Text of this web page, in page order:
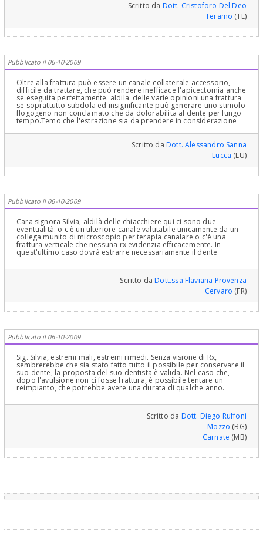
Scritto da Dott. Cristoforo Del Deo
Teramo (TE)
Pubblicato il 06-10-2009
Oltre alla frattura può essere un canale collaterale accessorio,
difficile da trattare, che può rendere inefficace l'apicectomia anche
se eseguita perfettamente. aldila' delle varie opinioni una frattura
se soprattutto subdola ed insignificante può generare uno stimolo
flogogeno non conclamato che da dolorabilita al dente per lungo
tempo.Temo che l'estrazione sia da prendere in considerazione
Scritto daDott. Alessandro Sanna
Lucca (LU)
Pubblicato il 06-10-2009
Cara signora Silvia, aldilà delle chiacchiere qui ci sono due
eventualità: o c'è un ulteriore canale valutabile unicamente da un
collega munito di microscopio per terapia canalare o c'è una
frattura verticale che nessuna rx evidenzia efficacemente. In
quest'ultimo caso dovrà estrarre necessariamente il dente
Scritto daDott.ssa Flaviana Provenza
Cervaro (FR)
Pubblicato il 06-10-2009
Sig. Silvia, estremi mali, estremi rimedi. Senza visione di Rx,
sembrerebbe che sia stato fatto tutto il possibile per conservare il
suo dente, la proposta del suo dentista è valida. Nel caso che,
dopo l'avulsione non ci fosse frattura, è possibile tentare un
reimpianto, che potrebbe avere una durata di qualche anno.
Scritto da Dott. Diego Ruffoni
Mozzo (BG)
Carnate (MB)